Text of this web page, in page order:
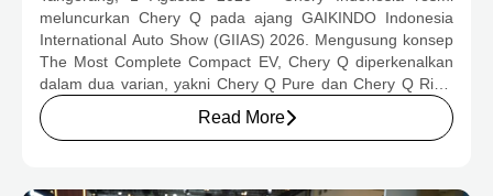
MULAI RP239,9 JUTA
meluncurkan Chery Q pada ajang GAIKINDO Indonesia
International Auto Show (GIIAS) 2026. Mengusung konsep
The Most Complete Compact EV, Chery Q diperkenalkan
dalam dua varian, yakni Chery Q Pure dan Chery Q Rizz,
untuk mengakomodasi kebutuhan mobilitas serta
preferensi konsumen yang berbeda.
Read More